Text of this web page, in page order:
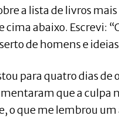
a lista de livros
cima abaixo. Escrevi:
de homens e
para quatro dias de
que a culpa
o que me lembrou